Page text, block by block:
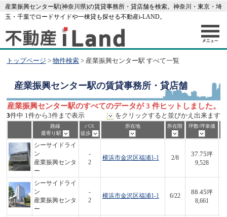
産業振興センター駅(神奈川県)の賃貸事務所・貸店舗を検索。神奈川・東京・埼
玉・千葉でロードサイドや一棟貸も探せる不動産i-LAND。
トップページ > 物件検索> 産業振興センター駅 すべて一覧
産業振興センター駅の賃貸事務所・貸店舗
産業振興センター駅のすべてのデータが 3 件ヒットしました。
3件中 1件から3件まで表示 をクリックすると並びかえ出来ます
路線
最寄り駅
バス
徒歩
所在地 所在階 坪数/坪単価
シーサイドライ
ン
産業振興センタ
ー
-
2
横浜市金沢区福浦1-1 2/8
37.75坪
9,528
シーサイドライ
ン
産業振興センタ
ー
-
2
横浜市金沢区福浦1-1 6/22
88.45坪
8,661